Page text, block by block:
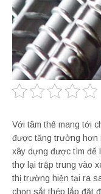
Với tâm thế mang tới
được tăng trưởng hơn
xây dựng được tìm để
thợ lại trập trung vào
thị trường hiện tại ra
chọn sắt thép lắp đặt